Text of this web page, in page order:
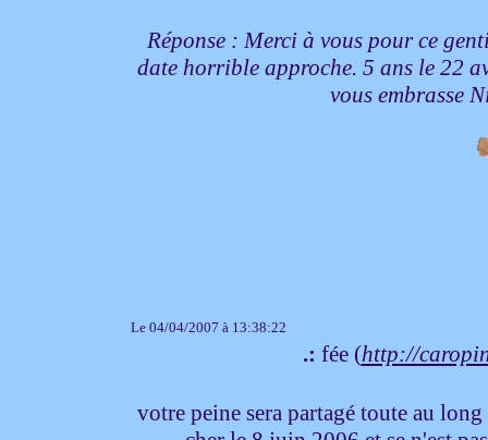
Réponse : Merci à vous pour ce
date horrible approche. 5 ans le 22
vous embrasse
Le 04/04/2007 à 13:38:22
.: fée (http://
votre peine sera partagé toute au